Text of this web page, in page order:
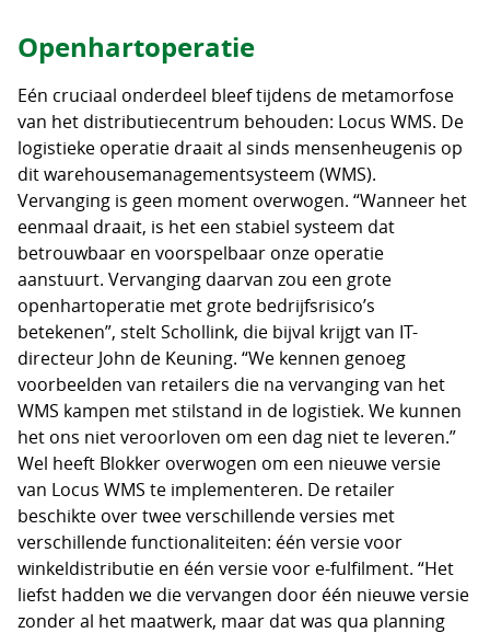
Openhartoperatie
Eén cruciaal onderdeel bleef tijdens de metamorfose
van het distributiecentrum behouden: Locus WMS. De
logistieke operatie draait al sinds mensenheugenis op
dit warehousemanagementsysteem (WMS).
Vervanging is geen moment overwogen. “Wanneer het
eenmaal draait, is het een stabiel systeem dat
betrouwbaar en voorspelbaar onze operatie
aanstuurt. Vervanging daarvan zou een grote
openhartoperatie met grote bedrijfsrisico’s
betekenen”, stelt Schollink, die bijval krijgt van IT-
directeur John de Keuning. “We kennen genoeg
voorbeelden van retailers die na vervanging van het
WMS kampen met stilstand in de logistiek. We kunnen
het ons niet veroorloven om een dag niet te leveren.”
Wel heeft Blokker overwogen om een nieuwe versie
van Locus WMS te implementeren. De retailer
beschikte over twee verschillende versies met
verschillende functionaliteiten: één versie voor
winkeldistributie en één versie voor e-fulfilment. “Het
liefst hadden we die vervangen door één nieuwe versie
zonder al het maatwerk, maar dat was qua planning